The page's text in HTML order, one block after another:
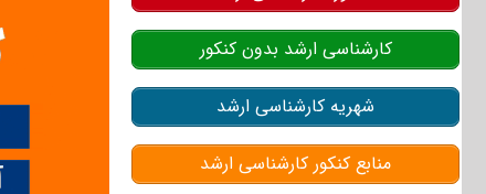
کارشناسی ارشد بدون کنکور
شهریه کارشناسی ارشد
منابع کنکور کارشناسی ارشد